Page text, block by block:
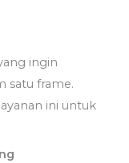
ingin
satu frame.
ini untuk